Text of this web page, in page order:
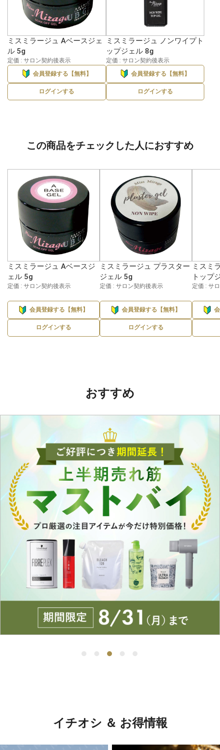
ミスミラージュ Aベースジェ
ル 5g
定価 : サロン契約後表示
会員登録する【無料】
ログインする
ミスミラージュ ノンワイプト
ップジェル 8g
定価 : サロン契約後表示
会員登録する【無料】
ログインする
この商品をチェックした人におすすめ
ミスミラージュ Aベースジ
ェル 5g
定価 : サロン契約後表示
会員登録する【無料】
ログインする
ミスミラージュ プラスター
ジェル 5g
定価 : サロン契約後表示
会員登録する【無料】
ログインする
ミスミ
トップ
定価 : サ
おすすめ
イチオシ ＆ お得情報